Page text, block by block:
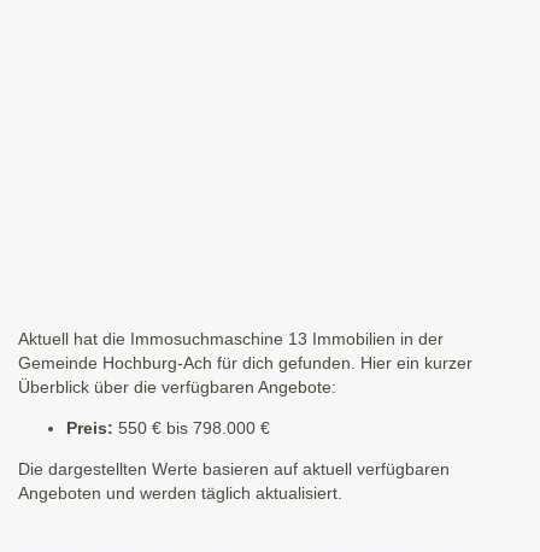
Aktuell hat die Immosuchmaschine 13 Immobilien in der
Gemeinde Hochburg-Ach für dich gefunden. Hier ein kurzer
Überblick über die verfügbaren Angebote:
Preis: 550 € bis 798.000 €
Die dargestellten Werte basieren auf aktuell verfügbaren
Angeboten und werden täglich aktualisiert.